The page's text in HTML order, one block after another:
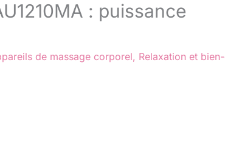
: puissance
de massage corporel, Relaxation et